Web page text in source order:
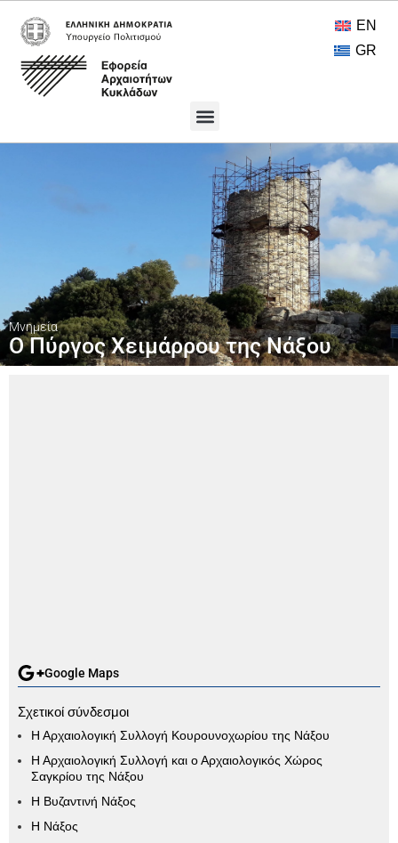
EN
GR
Μνημεία
Ο Πύργος Χειμάρρου της Νάξου
Google Maps
Σχετικοί σύνδεσμοι
Η Αρχαιολογική Συλλογή Κουρουνοχωρίου της Νάξου
Η Αρχαιολογική Συλλογή και ο Αρχαιολογικός Χώρος
Σαγκρίου της Νάξου
Η Βυζαντινή Νάξος
Η Νάξος